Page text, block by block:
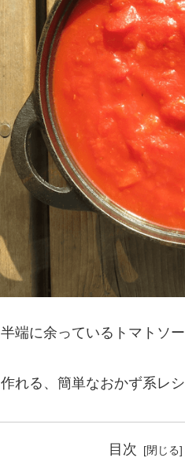
端に余っているトマトソー
れる、簡単なおかず系レシ
目次